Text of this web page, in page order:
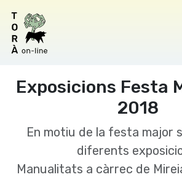
Exposicions Festa
2018
En motiu de la festa major
diferents
Manualitats a càrrec de